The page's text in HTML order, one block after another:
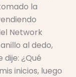
la
Network
al dedo,
¿Qué
inicios, luego